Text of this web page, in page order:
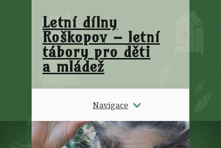
Letní dílny
Roškopov – letní
tábory pro děti
a mládež
Navigace